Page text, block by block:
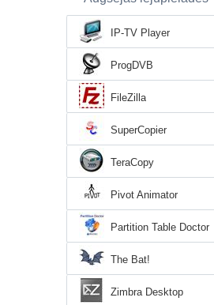
IP-TV Player
ProgDVB
FileZilla
SuperCopier
TeraCopy
Pivot Animator
Partition Table Doctor
The Bat!
Zimbra Desktop